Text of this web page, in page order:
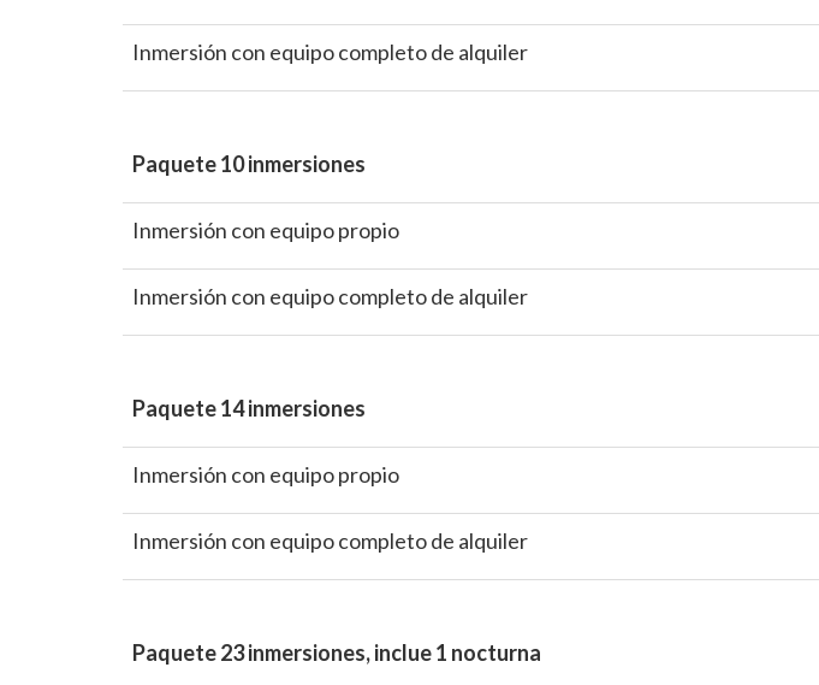
Inmersión con equipo completo de alquiler
Paquete 10 inmersiones
Inmersión con equipo propio
Inmersión con equipo completo de alquiler
Paquete 14 inmersiones
Inmersión con equipo propio
Inmersión con equipo completo de alquiler
Paquete 23 inmersiones, inclue 1 nocturna